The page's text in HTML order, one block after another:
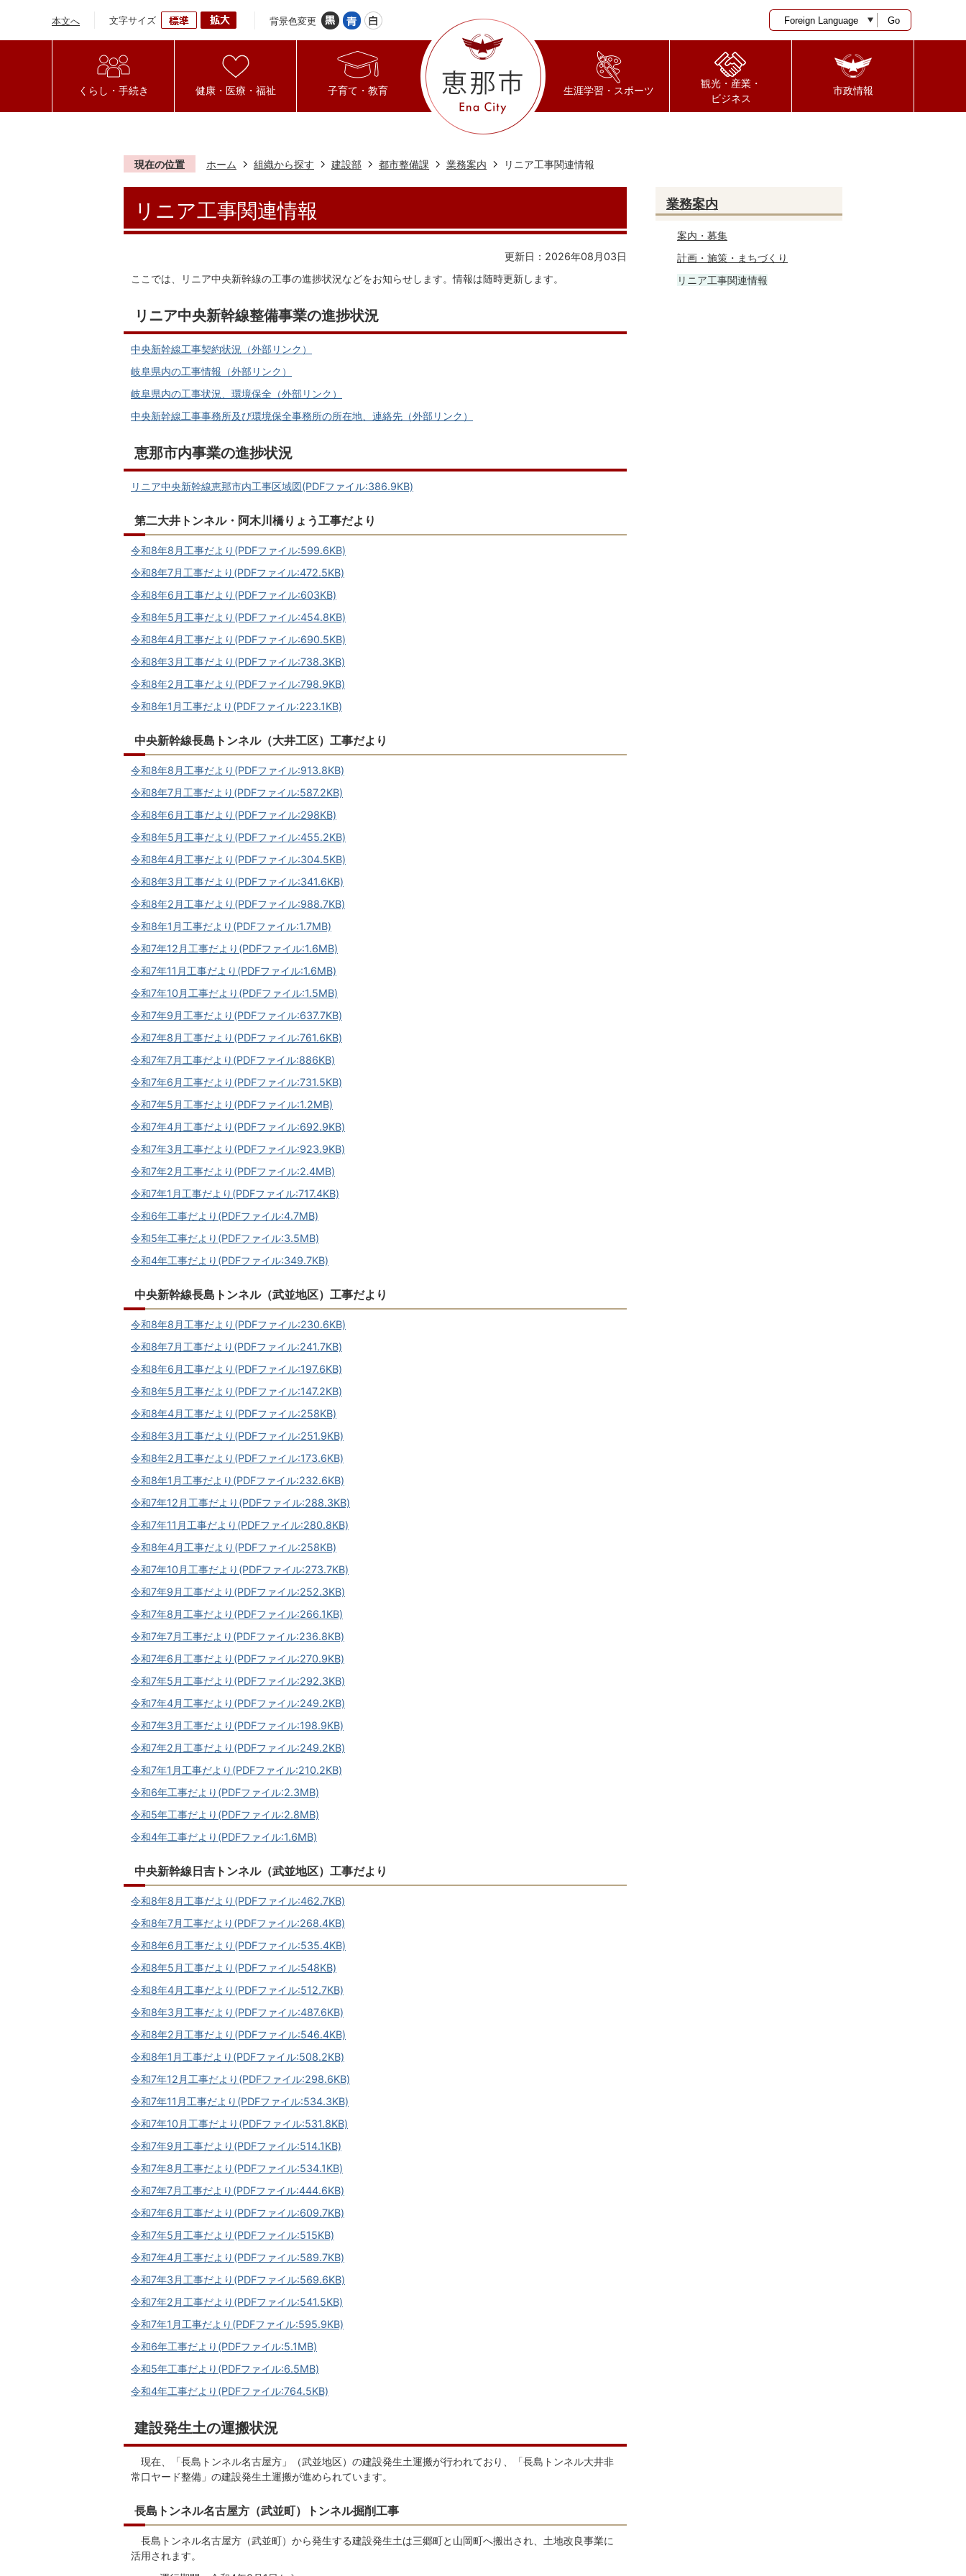
本文へ 文字サイズ 背景色変更 Go
くらし・手続き 健康・医療・福祉 子育て・教育 生涯学習・スポーツ
観光・産業・
ビジネス
市政情報
現在の位置 ホーム 組織から探す 建設部 都市整備課 業務案内 リニア工事関連情報
リニア工事関連情報
更新日：2026年08月03日
ここでは、リニア中央新幹線の工事の進捗状況などをお知らせします。情報は随時更新します。
リニア中央新幹線整備事業の進捗状況
中央新幹線工事契約状況（外部リンク）
岐阜県内の工事情報（外部リンク）
岐阜県内の工事状況、環境保全（外部リンク）
中央新幹線工事事務所及び環境保全事務所の所在地、連絡先（外部リンク）
恵那市内事業の進捗状況
リニア中央新幹線恵那市内工事区域図(PDFファイル:386.9KB)
第二大井トンネル・阿木川橋りょう工事だより
令和8年8月工事だより(PDFファイル:599.6KB)
令和8年7月工事だより(PDFファイル:472.5KB)
令和8年6月工事だより(PDFファイル:603KB)
令和8年5月工事だより(PDFファイル:454.8KB)
令和8年4月工事だより(PDFファイル:690.5KB)
令和8年3月工事だより(PDFファイル:738.3KB)
令和8年2月工事だより(PDFファイル:798.9KB)
令和8年1月工事だより(PDFファイル:223.1KB)
中央新幹線長島トンネル（大井工区）工事だより
令和8年8月工事だより(PDFファイル:913.8KB)
令和8年7月工事だより(PDFファイル:587.2KB)
令和8年6月工事だより(PDFファイル:298KB)
令和8年5月工事だより(PDFファイル:455.2KB)
令和8年4月工事だより(PDFファイル:304.5KB)
令和8年3月工事だより(PDFファイル:341.6KB)
令和8年2月工事だより(PDFファイル:988.7KB)
令和8年1月工事だより(PDFファイル:1.7MB)
令和7年12月工事だより(PDFファイル:1.6MB)
令和7年11月工事だより(PDFファイル:1.6MB)
令和7年10月工事だより(PDFファイル:1.5MB)
令和7年9月工事だより(PDFファイル:637.7KB)
令和7年8月工事だより(PDFファイル:761.6KB)
令和7年7月工事だより(PDFファイル:886KB)
令和7年6月工事だより(PDFファイル:731.5KB)
令和7年5月工事だより(PDFファイル:1.2MB)
令和7年4月工事だより(PDFファイル:692.9KB)
令和7年3月工事だより(PDFファイル:923.9KB)
令和7年2月工事だより(PDFファイル:2.4MB)
令和7年1月工事だより(PDFファイル:717.4KB)
令和6年工事だより(PDFファイル:4.7MB)
令和5年工事だより(PDFファイル:3.5MB)
令和4年工事だより(PDFファイル:349.7KB)
中央新幹線長島トンネル（武並地区）工事だより
令和8年8月工事だより(PDFファイル:230.6KB)
令和8年7月工事だより(PDFファイル:241.7KB)
令和8年6月工事だより(PDFファイル:197.6KB)
令和8年5月工事だより(PDFファイル:147.2KB)
令和8年4月工事だより(PDFファイル:258KB)
令和8年3月工事だより(PDFファイル:251.9KB)
令和8年2月工事だより(PDFファイル:173.6KB)
令和8年1月工事だより(PDFファイル:232.6KB)
令和7年12月工事だより(PDFファイル:288.3KB)
令和7年11月工事だより(PDFファイル:280.8KB)
令和8年4月工事だより(PDFファイル:258KB)
令和7年10月工事だより(PDFファイル:273.7KB)
令和7年9月工事だより(PDFファイル:252.3KB)
令和7年8月工事だより(PDFファイル:266.1KB)
令和7年7月工事だより(PDFファイル:236.8KB)
令和7年6月工事だより(PDFファイル:270.9KB)
令和7年5月工事だより(PDFファイル:292.3KB)
令和7年4月工事だより(PDFファイル:249.2KB)
令和7年3月工事だより(PDFファイル:198.9KB)
令和7年2月工事だより(PDFファイル:249.2KB)
令和7年1月工事だより(PDFファイル:210.2KB)
令和6年工事だより(PDFファイル:2.3MB)
令和5年工事だより(PDFファイル:2.8MB)
令和4年工事だより(PDFファイル:1.6MB)
中央新幹線日吉トンネル（武並地区）工事だより
令和8年8月工事だより(PDFファイル:462.7KB)
令和8年7月工事だより(PDFファイル:268.4KB)
令和8年6月工事だより(PDFファイル:535.4KB)
令和8年5月工事だより(PDFファイル:548KB)
令和8年4月工事だより(PDFファイル:512.7KB)
令和8年3月工事だより(PDFファイル:487.6KB)
令和8年2月工事だより(PDFファイル:546.4KB)
令和8年1月工事だより(PDFファイル:508.2KB)
令和7年12月工事だより(PDFファイル:298.6KB)
令和7年11月工事だより(PDFファイル:534.3KB)
令和7年10月工事だより(PDFファイル:531.8KB)
令和7年9月工事だより(PDFファイル:514.1KB)
令和7年8月工事だより(PDFファイル:534.1KB)
令和7年7月工事だより(PDFファイル:444.6KB)
令和7年6月工事だより(PDFファイル:609.7KB)
令和7年5月工事だより(PDFファイル:515KB)
令和7年4月工事だより(PDFファイル:589.7KB)
令和7年3月工事だより(PDFファイル:569.6KB)
令和7年2月工事だより(PDFファイル:541.5KB)
令和7年1月工事だより(PDFファイル:595.9KB)
令和6年工事だより(PDFファイル:5.1MB)
令和5年工事だより(PDFファイル:6.5MB)
令和4年工事だより(PDFファイル:764.5KB)
建設発生土の運搬状況
現在、「長島トンネル名古屋方」（武並地区）の建設発生土運搬が行われており、「長島トンネル大井非
常口ヤード整備」の建設発生土運搬が進められています。
長島トンネル名古屋方（武並町）トンネル掘削工事
長島トンネル名古屋方（武並町）から発生する建設発生土は三郷町と山岡町へ搬出され、土地改良事業に
活用されます。
業務案内
案内・募集
計画・施策・まちづくり
リニア工事関連情報